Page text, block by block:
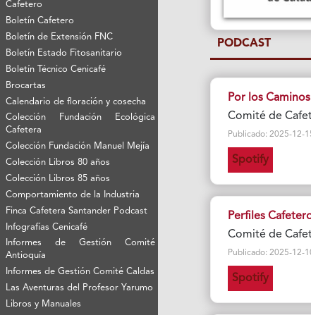
Cafetero
Boletín Cafetero
Boletín de Extensión FNC
Boletín Estado Fitosanitario
Boletín Técnico Cenicafé
Brocartas
Calendario de floración y cosecha
Colección Fundación Ecológica
Cafetera
Colección Fundación Manuel Mejía
Colección Libros 80 años
Colección Libros 85 años
Comportamiento de la Industria
Finca Cafetera Santander Podcast
Infografías Cenicafé
Informes de Gestión Comité
Antioquía
Informes de Gestión Comité Caldas
Las Aventuras del Profesor Yarumo
Libros y Manuales
PODCAST
Por los
Comité de
Publicado: 2025-12-
Spotify
Perfiles
Comité de
Publicado: 2025-12-
Spotify